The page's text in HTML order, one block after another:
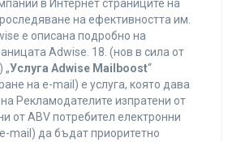
в Интернет страниците на
на ефективността им.
е описана подробно на
Adwise. 18. (нов в сила от
„Услуга Adwise Mailboost“
на e-mail) е услуга, която дава
Рекламодателите изпратени от
от ABV потребител електронни
mail) да бъдат приоритетно